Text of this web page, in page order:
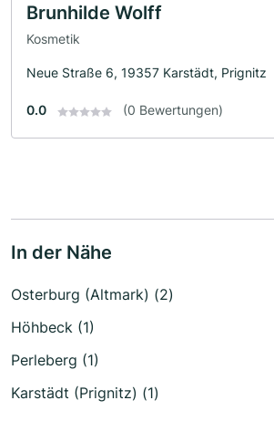
Brunhilde Wolff
Kosmetik
Neue Straße 6, 19357 Karstädt, Prignitz
0.0 (0 Bewertungen)
In der Nähe
Osterburg (Altmark) (2)
Höhbeck (1)
Perleberg (1)
Karstädt (Prignitz) (1)